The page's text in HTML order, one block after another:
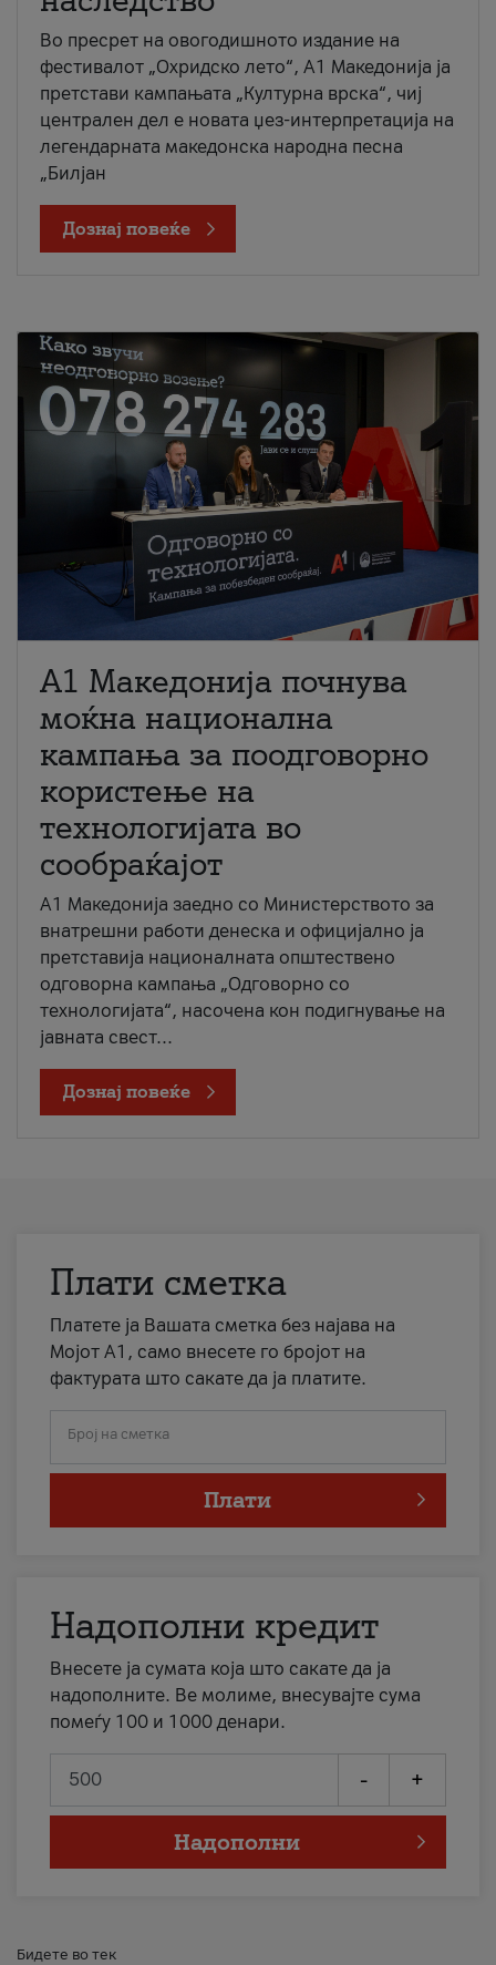
Во пресрет на овогодишното издание на
фестивалот „Охридско лето“, А1 Македонија ја
претстави кампањата „Културна врска“, чиј
централен дел е новата џез-интерпретација на
легендарната македонска народна песна
„Билјан
Дознај повеќе
A1 Македонија почнува
моќна национална
кампања за поодговорно
користење на
технологијата во
сообраќајот
A1 Македонија заедно со Министерството за
внатрешни работи денеска и официјално ја
претставија националната општествено
одговорна кампања „Одговорно со
технологијата“, насочена кон подигнување на
јавната свест...
Дознај повеќе
Плати сметка
Платете ја Вашата сметка без најава на
Мојот А1, само внесете го бројот на
фактурата што сакате да ја платите.
Број на сметка
Плати
Надополни кредит
Внесете ја сумата која што сакате да ја
надополните. Ве молиме, внесувајте сума
помеѓу 100 и 1000 денари.
- +
Надополни
Бидете во тек